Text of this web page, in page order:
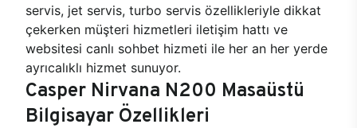
servis, jet servis, turbo servis özellikleriyle dikkat
çekerken müşteri hizmetleri iletişim hattı ve
websitesi canlı sohbet hizmeti ile her an her yerde
ayrıcalıklı hizmet sunuyor.
Casper Nirvana N200 Masaüstü
Bilgisayar Özellikleri